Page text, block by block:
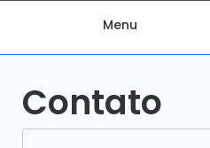
Menu
Contato